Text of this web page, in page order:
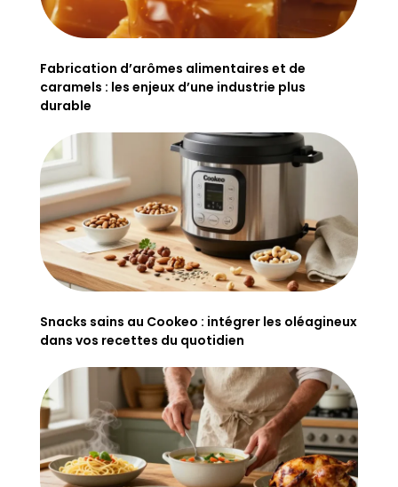
Fabrication d’arômes alimentaires et de
caramels : les enjeux d’une industrie plus
durable
Snacks sains au Cookeo : intégrer les oléagineux
dans vos recettes du quotidien